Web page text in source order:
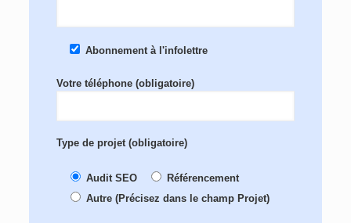
Abonnement à l'infolettre
Votre téléphone (obligatoire)
Type de projet (obligatoire)
Audit SEO
Référencement
Autre (Précisez dans le champ Projet)